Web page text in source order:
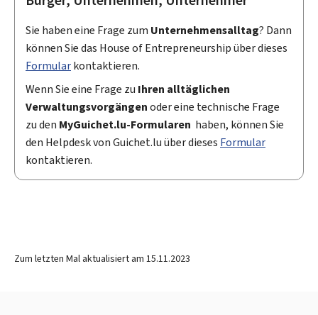
Sie haben eine Frage zum Unternehmensalltag? Dann
können Sie das House of Entrepreneurshipüber dieses
Formularkontaktieren.
Wenn Sie eine Frage zu Ihren alltäglichen
Verwaltungsvorgängenoder eine technische Frage
zu den MyGuichet.lu-Formularen haben, können Sie
den Helpdeskvon Guichet.lu über dieses Formular
kontaktieren.
Zum letzten Mal aktualisiert am 15.11.2023